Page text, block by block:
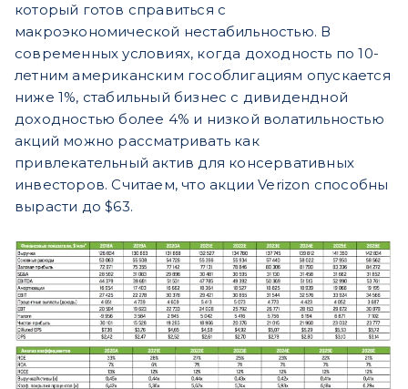
который готов справиться с
макроэкономической нестабильностью. В
современных условиях, когда доходность по 10-
летним американским гособлигациям опускается
ниже 1%, стабильный бизнес с дивидендной
доходностью более 4% и низкой волатильностью
акций можно рассматривать как
привлекательный актив для консервативных
инвесторов. Считаем, что акции Verizon способны
вырасти до $63.